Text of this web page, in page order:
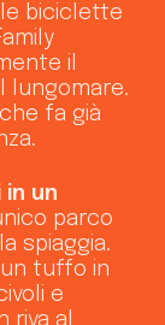
biciclette
il
lungomare.
fa già
in un
parco
spiaggia.
tuffo in
e
riva al